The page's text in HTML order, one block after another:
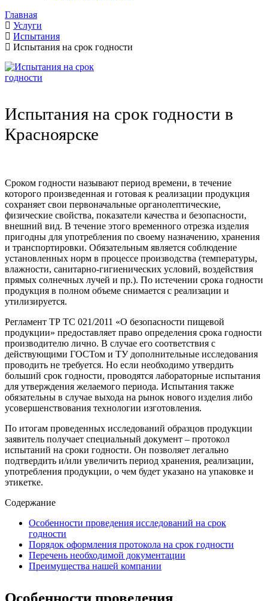
Главная
Услуги
Испытания
Испытания на срок годности
Испытания на срок годности в
Красноярске
Сроком годности называют период времени, в течение
которого произведенная и готовая к реализации продукция
сохраняет свои первоначальные органолептические,
физические свойства, показатели качества и безопасности,
внешний вид. В течение этого временного отрезка изделия
пригодны для употребления по своему назначению, хранения
и транспортировки. Обязательным является соблюдение
установленных норм в процессе производства (температуры,
влажности, санитарно-гигиенических условий, воздействия
прямых солнечных лучей и пр.). По истечении срока годности
продукция в полном объеме снимается с реализации и
утилизируется.
Регламент ТР ТС 021/2011 «О безопасности пищевой
продукции» предоставляет право определения срока годности
производителю лично. В случае его соответствия с
действующими ГОСТом и ТУ дополнительные исследования
проводить не требуется. Но если необходимо утвердить
больший срок годности, проводятся лабораторные испытания
для утверждения желаемого периода. Испытания также
обязательны в случае выхода на рынок нового изделия либо
усовершенствования технологии изготовления.
По итогам проведенных исследований образцов продукции
заявитель получает специальный документ – протокол
испытаний на сроки годности. Он позволяет легально
подтвердить и/или увеличить период хранения, реализации,
употребления продукции, о чем будет указано на упаковке и
этикетке.
Содержание
Особенности проведения исследований на срок
годности
Порядок оформления протокола на срок годности
Перечень необходимой документации
Преимущества нашей компании